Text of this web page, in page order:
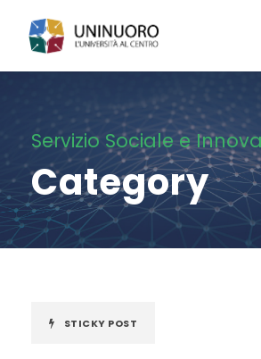
Servizio Sociale e
Category
STICKY POST